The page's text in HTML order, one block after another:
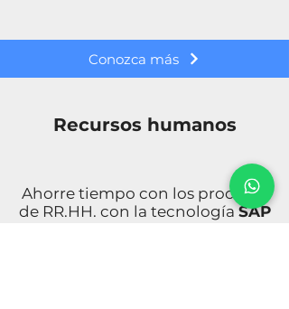
Conozca más
Recursos humanos
Ahorre tiempo con los procesos
de RR.HH. con la tecnologíaSAP